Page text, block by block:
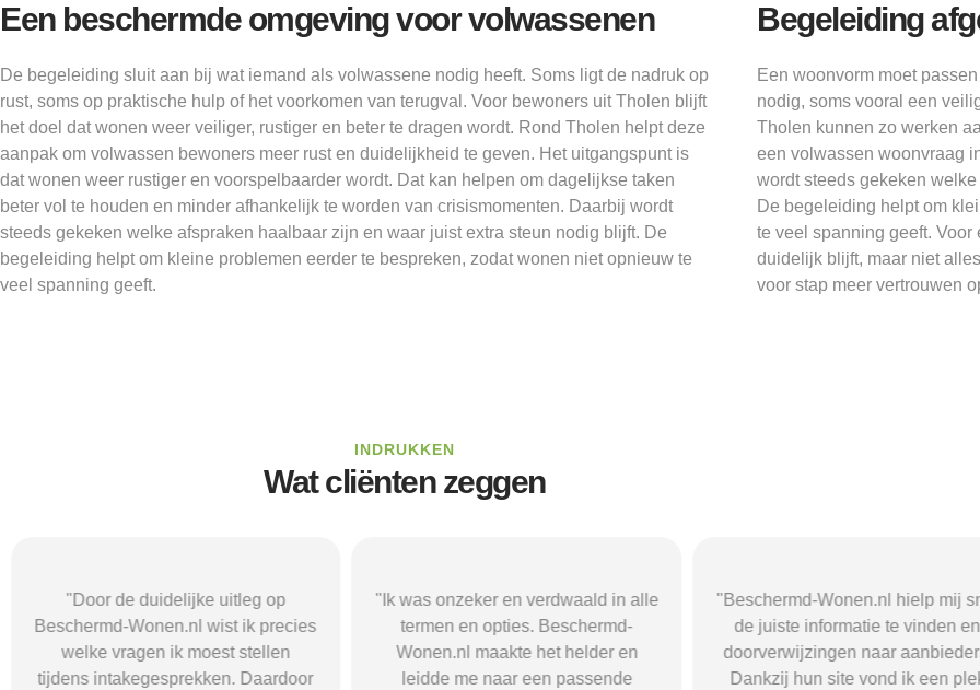
Een beschermde omgeving voor volwassenen
De begeleiding sluit aan bij wat iemand als volwassene nodig heeft. Soms ligt de nadruk op
rust, soms op praktische hulp of het voorkomen van terugval. Voor bewoners uit Tholen blijft
het doel dat wonen weer veiliger, rustiger en beter te dragen wordt. Rond Tholen helpt deze
aanpak om volwassen bewoners meer rust en duidelijkheid te geven. Het uitgangspunt is
dat wonen weer rustiger en voorspelbaarder wordt. Dat kan helpen om dagelijkse taken
beter vol te houden en minder afhankelijk te worden van crisismomenten. Daarbij wordt
steeds gekeken welke afspraken haalbaar zijn en waar juist extra steun nodig blijft. De
begeleiding helpt om kleine problemen eerder te bespreken, zodat wonen niet opnieuw te
veel spanning geeft.
Begeleiding
Een woonvorm moet
nodig, soms vooral een
Tholen kunnen zo werken
een volwassen woonvraag
wordt steeds gekeken
De begeleiding helpt om
te veel spanning geeft.
duidelijk blijft, maar niet
voor stap meer vertrouwen
INDRUKKEN
Wat cliënten zeggen
"Door de duidelijke uitleg op
Beschermd-Wonen.nl wist ik precies
welke vragen ik moest stellen
tijdens intakegesprekken. Daardoor
"Ik was onzeker en verdwaald in alle
termen en opties. Beschermd-
Wonen.nl maakte het helder en
leidde me naar een passende
"Beschermd-Wonen.nl hielp mij
de juiste informatie te vinden en
doorverwijzingen naar
Dankzij hun site vond ik een